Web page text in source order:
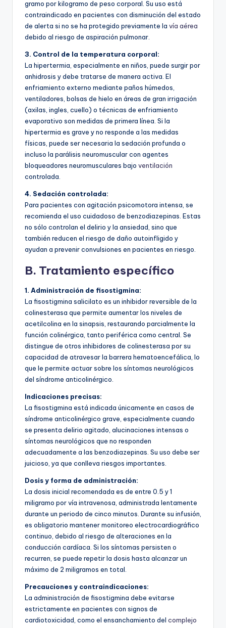
gramo por kilogramo de peso corporal. Su uso está
contraindicado en pacientes con disminución del estado
de alerta si no se ha protegido previamente la vía aérea
debido al riesgo de aspiración pulmonar.
3. Control de la temperatura corporal:
La hipertermia, especialmente en niños, puede surgir por
anhidrosis y debe tratarse de manera activa. El
enfriamiento externo mediante paños húmedos,
ventiladores, bolsas de hielo en áreas de gran irrigación
(axilas, ingles, cuello) o técnicas de enfriamiento
evaporativo son medidas de primera línea. Si la
hipertermia es grave y no responde a las medidas
físicas, puede ser necesaria la sedación profunda o
incluso la parálisis neuromuscular con agentes
bloqueadores neuromusculares bajo ventilación
controlada.
4. Sedación controlada:
Para pacientes con agitación psicomotora intensa, se
recomienda el uso cuidadoso de benzodiazepinas. Estas
no sólo controlan el delirio y la ansiedad, sino que
también reducen el riesgo de daño autoinfligido y
ayudan a prevenir convulsiones en pacientes en riesgo.
B. Tratamiento específico
1. Administración de fisostigmina:
La fisostigmina salicilato es un inhibidor reversible de la
colinesterasa que permite aumentar los niveles de
acetilcolina en la sinapsis, restaurando parcialmente la
función colinérgica, tanto periférica como central. Se
distingue de otros inhibidores de colinesterasa por su
capacidad de atravesar la barrera hematoencefálica, lo
que le permite actuar sobre los síntomas neurológicos
del síndrome anticolinérgico.
Indicaciones precisas:
La fisostigmina está indicada únicamente en casos de
síndrome anticolinérgico grave, especialmente cuando
se presenta delirio agitado, alucinaciones intensas o
síntomas neurológicos que no responden
adecuadamente a las benzodiazepinas. Su uso debe ser
juicioso, ya que conlleva riesgos importantes.
Dosis y forma de administración:
La dosis inicial recomendada es de entre 0.5 y 1
miligramo por vía intravenosa, administrada lentamente
durante un periodo de cinco minutos. Durante su infusión,
es obligatorio mantener monitoreo electrocardiográfico
continuo, debido al riesgo de alteraciones en la
conducción cardíaca. Si los síntomas persisten o
recurren, se puede repetir la dosis hasta alcanzar un
máximo de 2 miligramos en total.
Precauciones y contraindicaciones:
La administración de fisostigmina debe evitarse
estrictamente en pacientes con signos de
cardiotoxicidad, como el ensanchamiento del complejo